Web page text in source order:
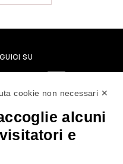
SU
cookie non necessari ✕
alcuni
e